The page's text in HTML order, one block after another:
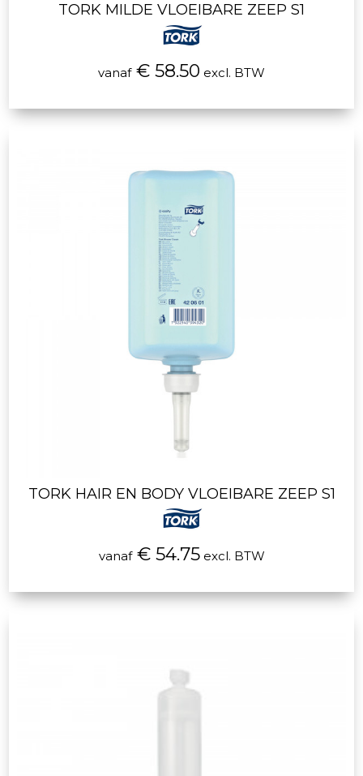
TORK MILDE VLOEIBARE ZEEP S1
vanaf€ 58.50 excl. BTW
TORK HAIR EN BODY VLOEIBARE ZEEP S1
vanaf€ 54.75excl. BTW